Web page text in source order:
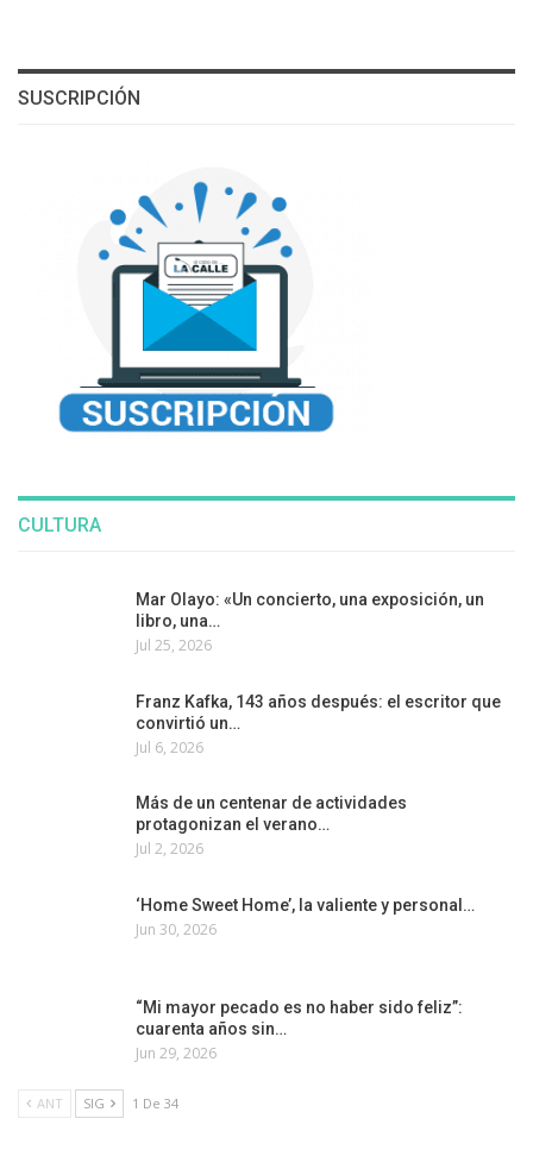
SUSCRIPCIÓN
CULTURA
Mar Olayo: «Un concierto, una exposición, un
libro, una…
Jul 25, 2026
Franz Kafka, 143 años después: el escritor que
convirtió un…
Jul 6, 2026
Más de un centenar de actividades
protagonizan el verano…
Jul 2, 2026
‘Home Sweet Home’, la valiente y personal…
Jun 30, 2026
“Mi mayor pecado es no haber sido feliz”:
cuarenta años sin…
Jun 29, 2026
ANT SIG 1 De 34